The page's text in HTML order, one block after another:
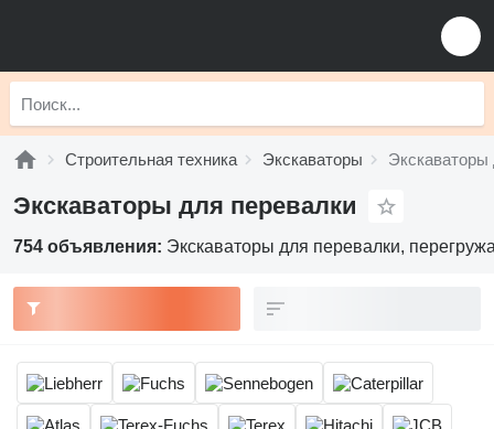
Строительная техника Экскаваторы Экскаваторы
Экскаваторы для перевалки
754 объявления: Экскаваторы для перевалки,